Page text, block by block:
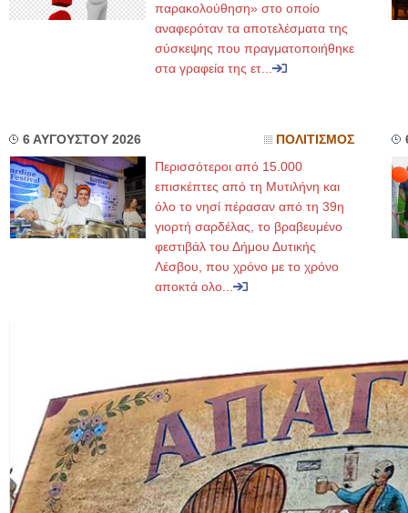
παρακολούθηση» στο οποίο
αναφερόταν τα αποτελέσματα της
σύσκεψης που πραγματοποιήθηκε
στα γραφεία της ετ...
6 ΑΥΓΟΥΣΤΟΥ 2026 ΠΟΛΙΤΙΣΜΟΣ
Περισσότεροι από 15.000
επισκέπτες από τη Μυτιλήνη και
όλο το νησί πέρασαν από τη 39η
γιορτή σαρδέλας, το βραβευμένο
φεστιβάλ του Δήμου Δυτικής
Λέσβου, που χρόνο με το χρόνο
αποκτά ολο...